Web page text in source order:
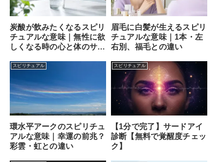
炭酸が飲みたくなるスピリ
チュアルな意味｜無性に欲
しくなる時の心と体のサイ
眉毛に白髪が生えるスピリ
チュアルな意味｜1本・左
右別、福毛との違い
スピリチュアル
環水平アークのスピリチュ
アルな意味｜幸運の前兆？
彩雲・虹との違い
スピリチュアル
【1分で完了】サードアイ
診断【無料で覚醒度チェッ
ク】